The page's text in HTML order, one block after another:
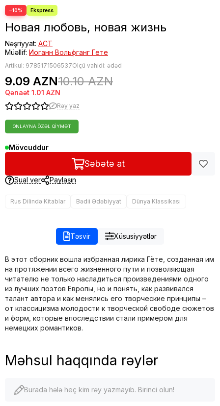
−10%
Новая любовь, новая жизнь
Nəşriyyat: АСТ
Müəllif: Иоганн Вольфганг Гете
Artikul: 9785171506537Ölçü vahidi: ədəd
9.09 AZN10.10 AZN
Qənaət 1.01 AZN
Rəy yaz
ONLAYNA ÖZƏL QIYMƏT
Mövcuddur
Səbətə at
Sual ver Paylaşın
Rus Dilində Kitablar Bədii Ədəbiyyat Dünya Klassikası
Təsvir Xüsusiyyətlər
В этот сборник вошла избранная лирика Гёте, созданная им
на протяжении всего жизненного пути и позволяющая
читателю не только насладиться произведениями одного
из лучших поэтов Европы, но и понять, как развивался
талант автора и как менялись его творческие принципы –
от классицизма молодости к творческой свободе сюжетов
и форм, которые впоследствии стали примером для
немецких романтиков.
Məhsul haqqında rəylər
Burada hələ heç kim rəy yazmayıb. Birinci olun!